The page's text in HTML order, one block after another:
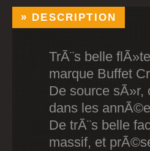
DESCRIPTION
TrÃ¨s belle
marque Buffet
De source
dans les
De trÃ¨s belle
massif, et